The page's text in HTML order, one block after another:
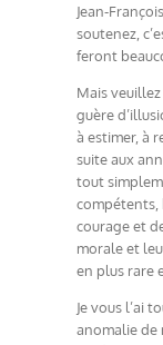
Jean-
soutenez,
feront
Mais
guère
à estimer, à
suite aux
tout
compétents,
courage et
morale et
en plus rare
Je vous l’ai
anomalie de